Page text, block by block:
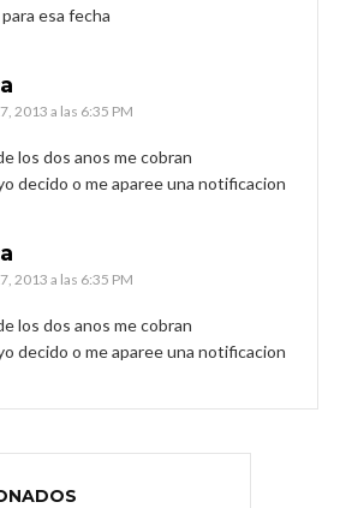
esa fecha
2013 a las 6:35 PM
los dos anos me cobran
decido o me aparee una notificacion
2013 a las 6:35 PM
los dos anos me cobran
decido o me aparee una notificacion